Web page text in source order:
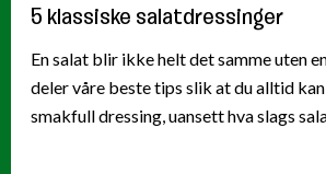
5 klassiske salatdressinger
En salat blir ikke helt det samme uten
deler våre beste tips slik at du alltid
smakfull dressing, uansett hva slags